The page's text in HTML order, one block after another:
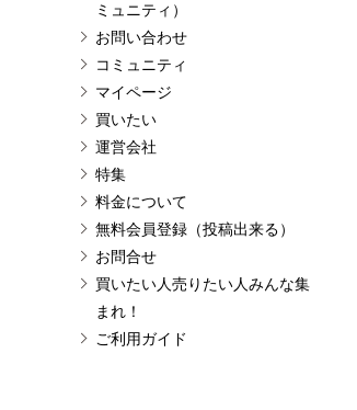
ミュニティ）
お問い合わせ
コミュニティ
マイページ
買いたい
運営会社
特集
料金について
無料会員登録（投稿出来る）
お問合せ
買いたい人売りたい人みんな集
まれ！
ご利用ガイド